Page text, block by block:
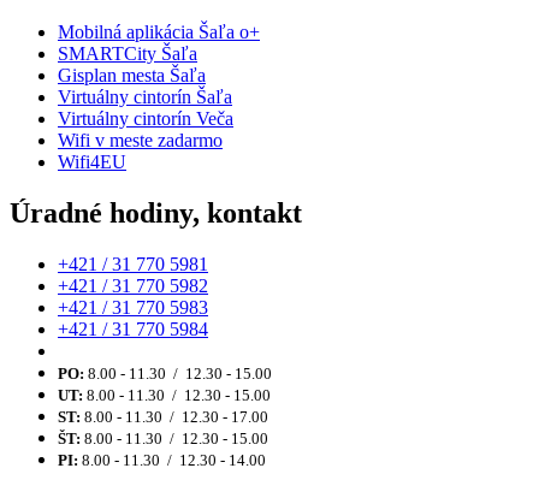
Mobilná aplikácia Šaľa o+
SMARTCity Šaľa
Gisplan mesta Šaľa
Virtuálny cintorín Šaľa
Virtuálny cintorín Veča
Wifi v meste zadarmo
Wifi4EU
Úradné hodiny, kontakt
+421 / 31 770 5981
+421 / 31 770 5982
+421 / 31 770 5983
+421 / 31 770 5984
PO: 8.00 - 11.30 / 12.30 - 15.00
UT: 8.00 - 11.30 / 12.30 - 15.00
ST: 8.00 - 11.30 / 12.30 - 17.00
ŠT: 8.00 - 11.30 / 12.30 - 15.00
PI: 8.00 - 11.30 / 12.30 - 14.00